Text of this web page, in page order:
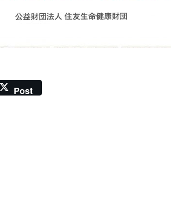
Post